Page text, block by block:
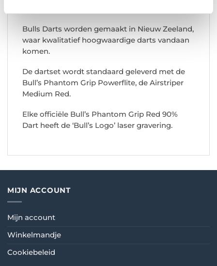
Bulls Darts worden gemaakt in Nieuw Zeeland,
waar kwalitatief hoogwaardige darts vandaan
komen.
De dartset wordt standaard geleverd met de
Bull’s Phantom Grip Powerflite, de Airstriper
Medium Red.
Elke officiële Bull’s Phantom Grip Red 90%
Dart heeft de ‘Bull’s Logo’ laser gravering.
MIJN ACCOUNT
Mijn account
Winkelmandje
Cookiebeleid